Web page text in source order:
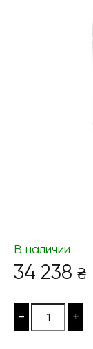
В наличии
34 238 ₴
- +